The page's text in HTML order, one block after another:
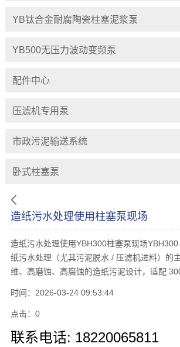
YB钛合金耐腐陶瓷柱塞泥浆泵
YB500无压力波动变频泵
配件中心
压滤机专用泵
市政污泥输送系统
卧式柱塞泵
造纸污水处理使用柱塞泵现场
造纸污水处理使用YBH300柱塞泵现场
纸污水处理（尤其污泥脱水 / 压滤机进料）的
维、高磨蚀、高腐蚀的造纸污泥设计，适配
时间：2026-03-24 09:53:44
点击： 0
联系电话: 18220065811